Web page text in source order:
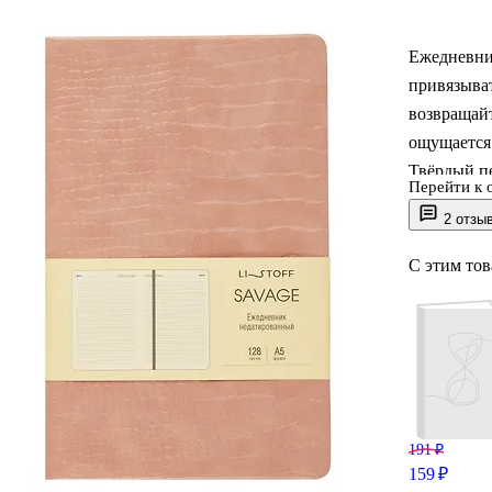
2
Твёрдый
в дороге.
Listoff
Перейти к
С этим
191 ₽
159 ₽